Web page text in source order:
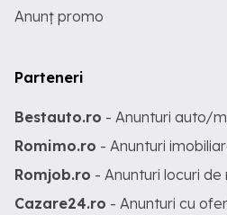
Anunț promo
Parteneri
Bestauto.ro - Anunturi auto/
Romimo.ro - Anunturi
Romjob.ro - Anunturi locuri de
Cazare24.ro - Anunturi cu